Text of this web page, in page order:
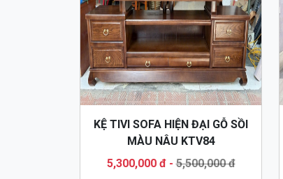
KỆ TIVI SOFA HIỆN ĐẠI GỖ SỒI
MÀU NÂU KTV84
5,300,000 đ-5,500,000 đ